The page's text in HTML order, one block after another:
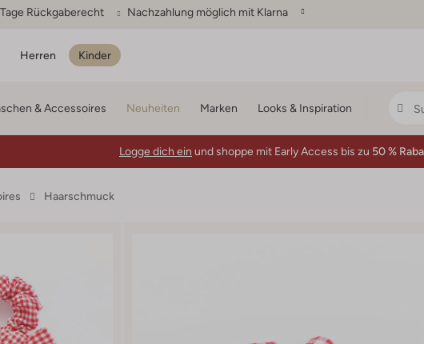
Rückgaberecht Nachzahlung möglich mit Klarna
Herren Kinder
& Accessoires Neuheiten Marken Looks & Inspiration
Logge dich ein und shoppe mit Early Access bis zu 50 %
Haarschmuck